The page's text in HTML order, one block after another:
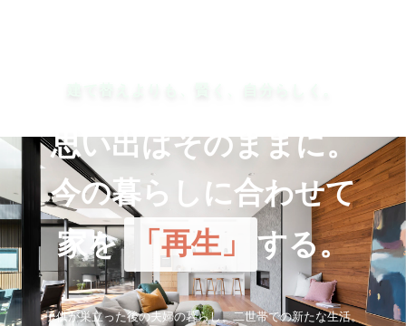
思い出はそのままに。
今の暮らしに合わせて
家を
「再生」 する。
子供が巣立った後の夫婦の暮らし、二世帯での新たな生活。